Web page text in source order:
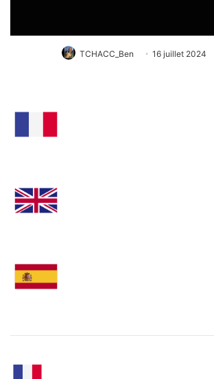
TCHACC_Ben 16 juillet 2024